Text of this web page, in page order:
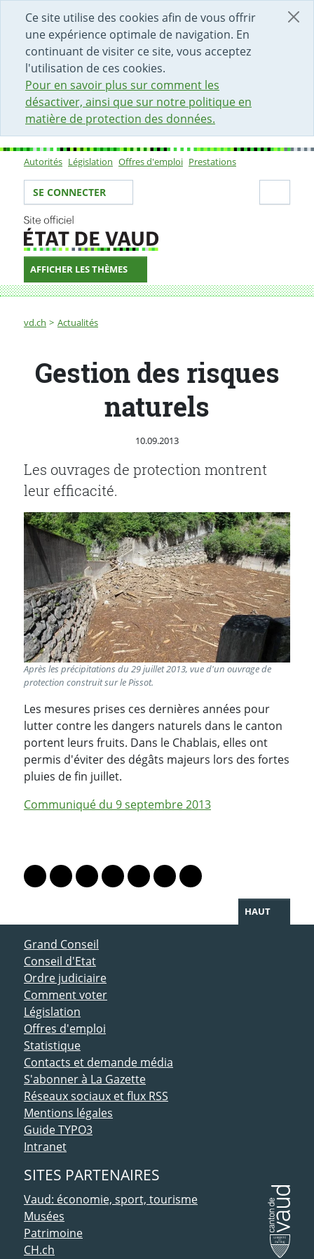
Ce site utilise des cookies afin de vous offrir
une expérience optimale de navigation. En
continuant de visiter ce site, vous acceptez
l'utilisation de ces cookies.
Pour en savoir plus sur comment les
désactiver, ainsi que sur notre politique en
matière de protection des données.
DÉBUT DU CONTENU DE LA PAGE
ACCÈS AU CHAMP DE RECHERCHE
PAGE D'ACCUEIL
FORMULAIRE DE CONTACT
Sous-navigation
Autorités Législation Offres d'emploi Prestations
Votre identité
SE CONNECTER
AFFICHER LES THÈMES
Fil d'Ariane
vd.ch Actualités
Gestion des risques naturels
Gestion des risques
naturels
Publié le
10.09.2013
Les ouvrages de protection montrent
leur efficacité.
Après les précipitations du 29 juillet 2013, vue d'un ouvrage de
protection construit sur le Pissot.
Les mesures prises ces dernières années pour
lutter contre les dangers naturels dans le canton
portent leurs fruits. Dans le Chablais, elles ont
permis d'éviter des dégâts majeurs lors des fortes
pluies de fin juillet.
Communiqué du 9 septembre 2013
Lien vers le profil Mastodon
Lien vers le profil Bluesky
Lien vers le profil Instagram
Lien vers le profil Linkedin
Lien vers le profil Facebook
Lien vers le profil Twitter
Partager par WhatsApp
HAUT
ACCÈS DIRECT
Grand Conseil
Conseil d'Etat
Ordre judiciaire
Comment voter
Législation
Offres d'emploi
Statistique
Contacts et demande média
S'abonner à La Gazette
Réseaux sociaux et flux RSS
Mentions légales
Guide TYPO3
Intranet
SITES PARTENAIRES
Vaud: économie, sport, tourisme
Musées
Patrimoine
CH.ch